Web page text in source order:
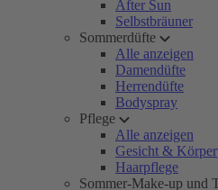
After Sun
Selbstbräuner
Sommerdüfte
Alle anzeigen
Damendüfte
Herrendüfte
Bodyspray
Pflege
Alle anzeigen
Gesicht &
Haarpflege
Sommer-Make-up und